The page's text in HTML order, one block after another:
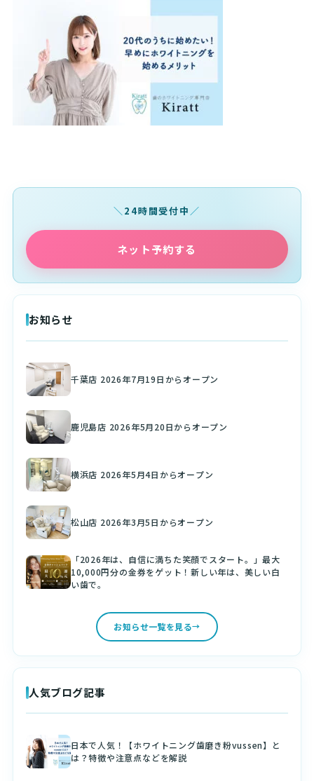
24時間受付中
ネット予約する
お知らせ
千葉店 2026年7月19日からオープン
鹿児島店 2026年5月20日からオープン
横浜店 2026年5月4日からオープン
松山店 2026年3月5日からオープン
「2026年は、自信に満ちた笑顔でスタート。」最大
10,000円分の金券をゲット！新しい年は、美しい白
い歯で。
お知らせ一覧を見る
人気ブログ記事
日本で人気！【ホワイトニング歯磨き粉vussen】と
は？特徴や注意点などを解説